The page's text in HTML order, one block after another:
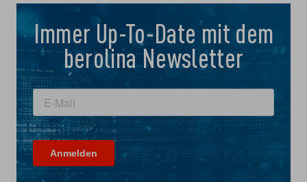
Immer Up-To-Date mit dem
berolina Newsletter